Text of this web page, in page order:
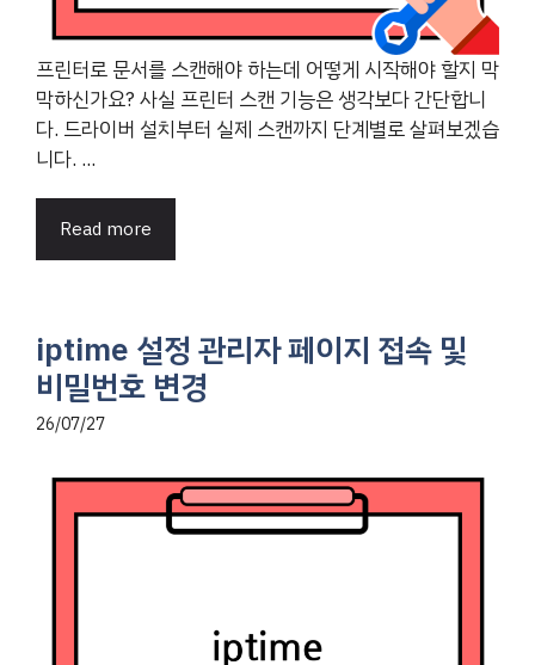
프린터로 문서를 스캔해야 하는데 어떻게 시작해야 할지 막
막하신가요? 사실 프린터 스캔 기능은 생각보다 간단합니
다. 드라이버 설치부터 실제 스캔까지 단계별로 살펴보겠습
니다. ...
Read more
iptime 설정 관리자 페이지 접속 및
비밀번호 변경
26/07/27